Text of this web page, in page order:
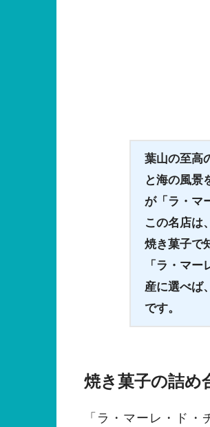
葉山の至高
と海の風景
が「ラ・マ
この名店は
焼き菓子で
「ラ・マ
産に選べば
です。
焼き菓子の詰め
「ラ・マーレ・ド